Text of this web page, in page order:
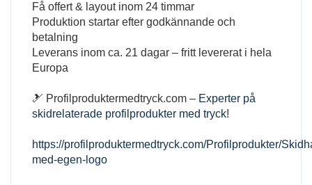
Få offert & layout inom 24 timmar
Produktion startar efter godkännande och
betalning
Leverans inom ca. 21 dagar – fritt levererat i hela
Europa
🎿 Profilproduktermedtryck.com – Experter på
skidrelaterade profilprodukter med tryck!
https://profilproduktermedtryck.com/Profilprodukter/
med-egen-logo